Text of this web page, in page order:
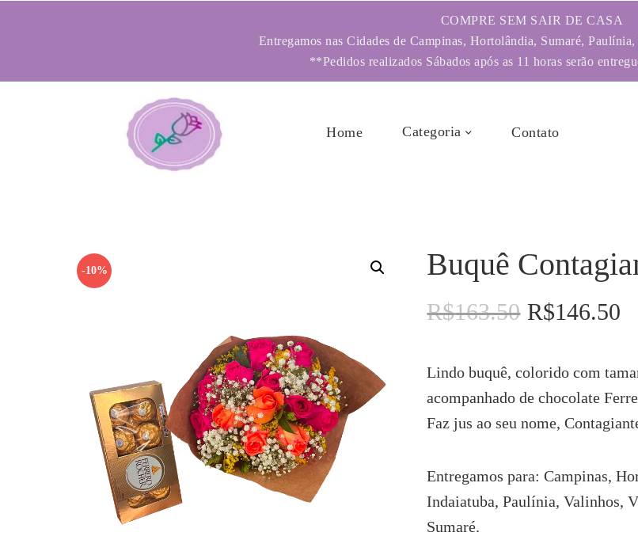
COMPRE SEM SAIR DE CASA
Entregamos nas Cidades de Campinas, Hortolândia, Sumaré,
**Pedidos realizados Sábados após as 11 horas serão
Home Categoria Contato
-10% Buquê
R$163.50 O
era:
R$163.50.
R$146.50
é:
Lindo buquê, colorido com
acompanhado de chocolate
Faz jus ao seu nome,
Entregamos para: Campinas,
Indaiatuba, Paulínia, Valinhos,
Sumaré.